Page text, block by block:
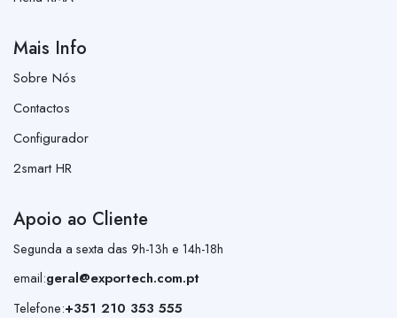
Mais Info
Sobre Nós
Contactos
Configurador
2smart HR
Apoio ao Cliente
Segunda a sexta das 9h-13h e 14h-18h
email:geral@exportech.com.pt
Telefone:+351 210 353 555